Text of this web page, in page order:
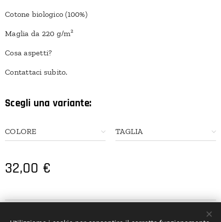
Cotone biologico (100%)
Maglia da 220 g/m²
Cosa aspetti?
Contattaci subito.
Scegli una variante:
COLORE TAGLIA
32,00 €